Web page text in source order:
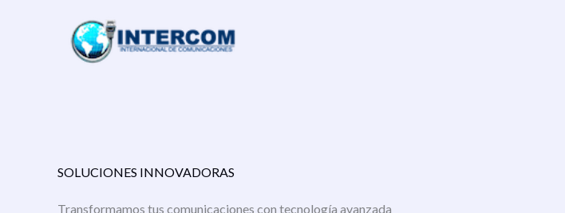
SOLUCIONES INNOVADORAS
Transformamos tus comunicaciones con tecnología avanzada